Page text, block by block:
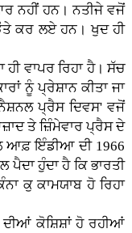
ਨਹੀਂ ਹਨ। ਨਤੀਜੇ ਵਜੋਂ
ਕਰ ਲਏ ਹਨ। ਖੁਦ ਹੀ
ਵਾਪਰ ਰਿਹਾ ਹੈ। ਸੱਚ
ਨੂੰ ਪ੍ਰੇਸ਼ਾਨ ਕੀਤਾ ਜਾ
ਪ੍ਰੈਸ ਦਿਵਸ' ਵਜੋਂ
ਤੇ ਜ਼ਿੰਮੇਵਾਰ ਪ੍ਰੈਸ ਦੇ
ਆਫ਼ ਇੰਡੀਆ ਦੀ 1966
ਹੁੰਦਾ ਹੈ ਕਿ ਭਾਰਤੀ
ਕੁ ਕਾਮਯਾਬ ਹੋ ਰਿਹਾ
ਕੋਸ਼ਿਸ਼ਾਂ ਹੋ ਰਹੀਆਂ